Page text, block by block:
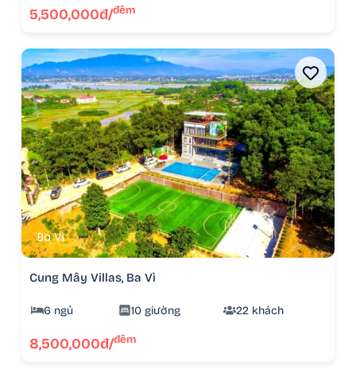
5,500,000đ/đêm
Ba Vì
Cung Mây Villas, Ba Vì
6 ngủ 10 giường 22 khách
8,500,000đ/đêm